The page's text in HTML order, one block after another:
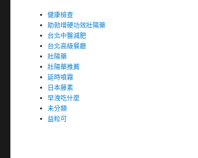
健康檢查
助勃增硬功效壯陽藥
台北中醫減肥
台北高級餐廳
壯陽藥
壯陽藥推薦
延時噴霧
日本藤素
早洩吃什麼
未分類
益粒可